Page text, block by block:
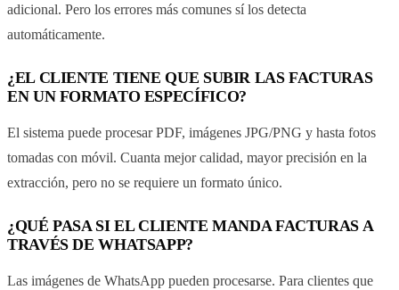
adicional. Pero los errores más comunes sí los detecta
automáticamente.
¿EL CLIENTE TIENE QUE SUBIR LAS FACTURAS
EN UN FORMATO ESPECÍFICO?
El sistema puede procesar PDF, imágenes JPG/PNG y hasta fotos
tomadas con móvil. Cuanta mejor calidad, mayor precisión en la
extracción, pero no se requiere un formato único.
¿QUÉ PASA SI EL CLIENTE MANDA FACTURAS A
TRAVÉS DE WHATSAPP?
Las imágenes de WhatsApp pueden procesarse. Para clientes que